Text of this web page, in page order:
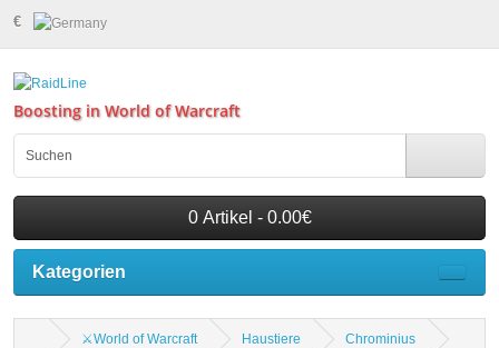
€
Boosting in World of Warcraft
0 Artikel - 0.00€
Kategorien
⚔️World of Warcraft Haustiere Chrominius